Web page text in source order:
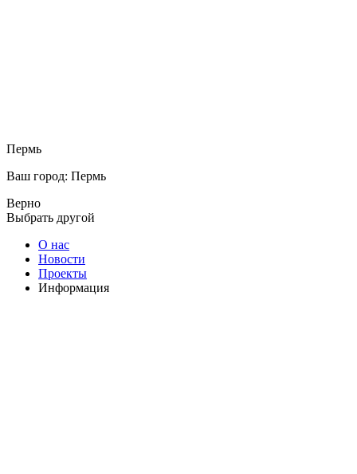
Пермь
Ваш город: Пермь
Верно
Выбрать другой
О нас
Новости
Проекты
Информация